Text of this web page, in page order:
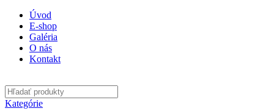
Úvod
E-shop
Galéria
O nás
Kontakt
Kategórie